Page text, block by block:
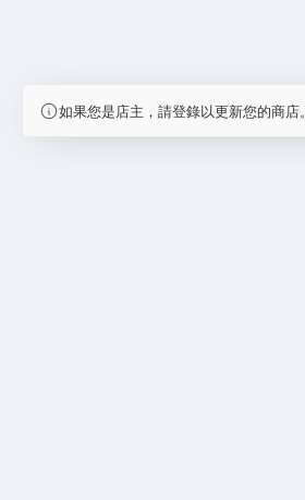
如果您是店主，請登錄以更新您的商店。